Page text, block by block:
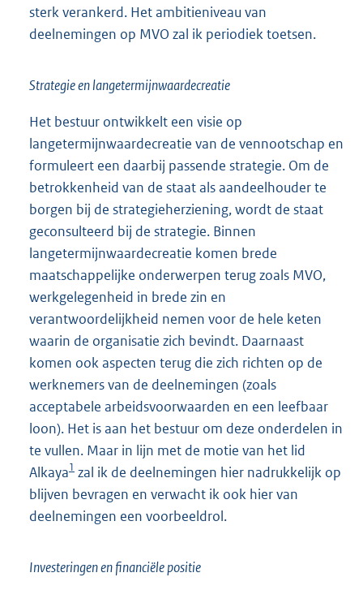
sterk verankerd. Het ambitieniveau van
deelnemingen op MVO zal ik periodiek toetsen.
Strategie en langetermijnwaardecreatie
Het bestuur ontwikkelt een visie op
langetermijnwaardecreatie van de vennootschap en
formuleert een daarbij passende strategie. Om de
betrokkenheid van de staat als aandeelhouder te
borgen bij de strategieherziening, wordt de staat
geconsulteerd bij de strategie. Binnen
langetermijnwaardecreatie komen brede
maatschappelijke onderwerpen terug zoals MVO,
werkgelegenheid in brede zin en
verantwoordelijkheid nemen voor de hele keten
waarin de organisatie zich bevindt. Daarnaast
komen ook aspecten terug die zich richten op de
werknemers van de deelnemingen (zoals
acceptabele arbeidsvoorwaarden en een leefbaar
loon). Het is aan het bestuur om deze onderdelen in
te vullen. Maar in lijn met de motie van het lid
Alkaya1 zal ik de deelnemingen hier nadrukkelijk op
blijven bevragen en verwacht ik ook hier van
deelnemingen een voorbeeldrol.
Investeringen en financiële positie